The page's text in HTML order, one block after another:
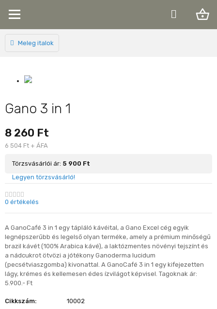
shopping_basket
Meleg italok
Gano 3 in 1
8 260 Ft
6 504 Ft + ÁFA
Törzsvásárlói ár: 5 900 Ft
Legyen törzsvásárló!
0 értékelés
A GanoCafé 3 in 1 egy tápláló kávéital, a Gano Excel cég egyik
legnépszerűbb és legelső olyan terméke, amely a prémium minőségű
brazil kávét (100% Arabica kávé), a laktózmentes növényi tejszínt és
a nádcukrot ötvözi a jótékony Ganoderma lucidum
(pecsétviaszgomba) kivonattal. A GanoCafé 3 in 1 egy kifejezetten
lágy, krémes és kellemesen édes ízvilágot képvisel. Tagoknak ár:
5.900.- Ft
Cikkszám:
10002